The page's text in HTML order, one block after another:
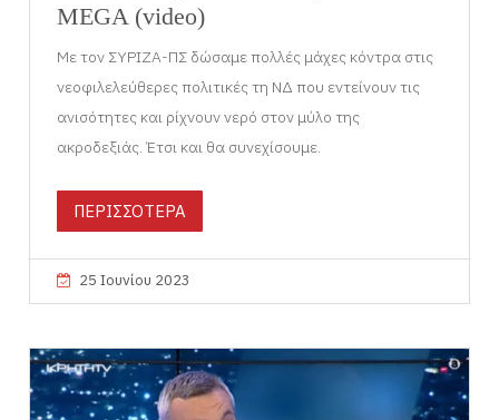
MEGA (video)
Με τον ΣΥΡΙΖΑ-ΠΣ δώσαμε πολλές μάχες κόντρα στις
νεοφιλελεύθερες πολιτικές τη ΝΔ που εντείνουν τις
ανισότητες και ρίχνουν νερό στον μύλο της
ακροδεξιάς. Έτσι και θα συνεχίσουμε.
ΠΕΡΙΣΣΟΤΕΡΑ
25 Ιουνίου 2023